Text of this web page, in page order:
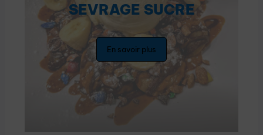
SEVRAGE SUCRE
En savoir plus